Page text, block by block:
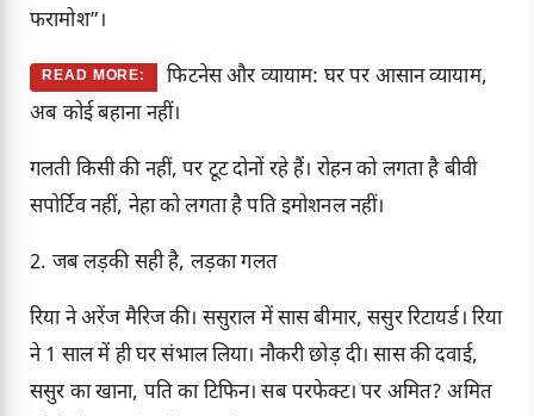
फरामोश”।
READ MORE:
फिटनेस और व्यायाम: घर पर आसान व्यायाम,
अब कोई बहाना नहीं।
गलती किसी की नहीं, पर टूट दोनों रहे हैं। रोहन को लगता है बीवी
सपोर्टिव नहीं, नेहा को लगता है पति इमोशनल नहीं।
2. जब लड़की सही है, लड़का गलत
रिया ने अरेंज मैरिज की। ससुराल में सास बीमार, ससुर रिटायर्ड। रिया
ने 1 साल में ही घर संभाल लिया। नौकरी छोड़ दी। सास की दवाई,
ससुर का खाना, पति का टिफिन। सब परफेक्ट। पर अमित? अमित